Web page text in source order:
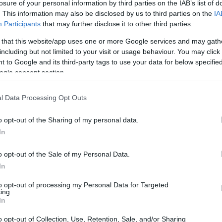
of your personal information by third parties on the IAB’s list of
This information may also be disclosed by us to third parties on the
Participants that may further disclose it to other third parties.
that this website/app uses one or more Google services and may
but not limited to your visit or usage behaviour. You may
to Google and its third-party tags to use your data for below
consent section.
Data Processing Opt Outs
opt-out of the Sharing of my personal data.
opt-out of the Sale of my Personal Data.
opt-out of processing my Personal Data for Targeted
opt-out of Collection, Use, Retention, Sale, and/or Sharing
tra
le
per le
NEWS
Streaming vs vinile:
differenze tra
mastering,
dinamica e ritualità
per festival: criteri
BTS e la scelta di
2027